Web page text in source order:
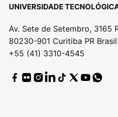
UNIVERSIDADE
Av. Sete de Setembro, 3165
80230-901 Curitiba PR
+55 (41) 3310-4545